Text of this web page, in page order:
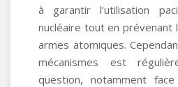
à garantir l'utilisation
nucléaire tout en prévenant
armes atomiques.
mécanismes est
question, notamment